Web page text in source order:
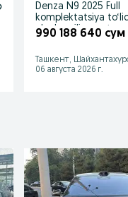
Denza N9 2025 Full
komplektatsiya
plonka qilingan
990 188 640 сум
Ташкент,
06 августа 2026 г.